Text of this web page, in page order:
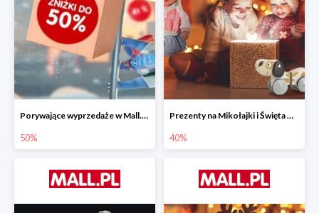
Porywające wyprzedaże w Mall.pl do -50%
50%
Prezenty na Mikołajki i Święta w Mall.pl do -40%
40%